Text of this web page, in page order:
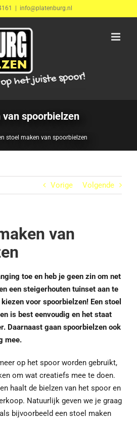
info@platenburg.nl
spoorbielzen
stoel maken van spoorbielzen
Vorige Volgende
van
toe en heb je geen zin om net
een steigerhouten tuinset aan te
voor spoorbielzen! Een stoel
is best eenvoudig en het staat
Daarnaast gaan spoorbielzen ook
mee.
op het spoor worden gebruikt,
om wat creatiefs mee te doen.
haalt de bielzen van het spoor en
Natuurlijk geven we je graag
bijvoorbeeld een stoel maken